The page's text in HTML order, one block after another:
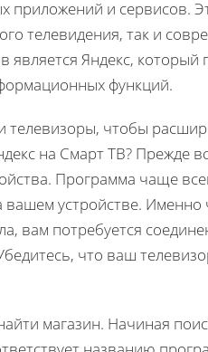
приложений и сервисов.
телевидения, так и
Яндекс, который
функций.
телевизоры, чтобы
на Смарт ТВ? Прежде
Программа чаще
устройстве. Именно
вам потребуется
что ваш
магазин. Начиная